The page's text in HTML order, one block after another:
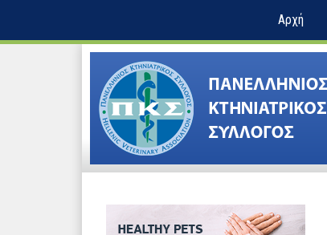
Αρχή